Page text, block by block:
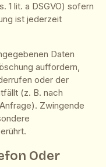
1 lit. a DSGVO) sofern
ist jederzeit
Daten
auffordern,
oder der
(z. B. nach
Zwingende
Oder